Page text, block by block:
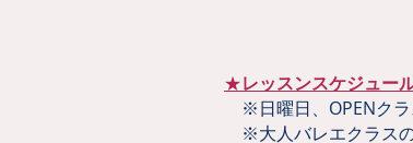
★レッスンスケジュー
※日曜日、OPENクラ
※大人バレエクラスの